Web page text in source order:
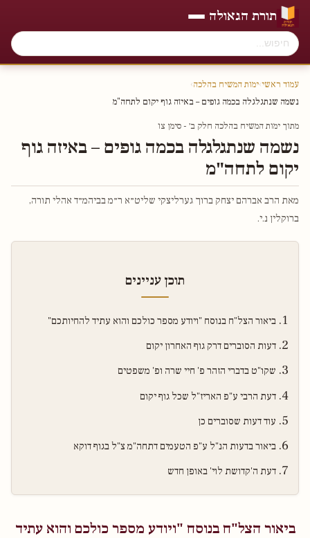
תורת הגאולה
עמוד ראשי›ימות המשיח בהלכה›
נשמה שנתגלגלה בכמה גופים – באיזה גוף יקום לתחה"מ
מתוך ימות המשיח בהלכה חלק ב׳ - סימן צו
נשמה שנתגלגלה בכמה גופים – באיזה גוף
יקום לתחה"מ
מאת הרב אברהם יצחק ברוך גערליצקי שליט״א ר״מ בביהמ״ד אהלי תורה,
ברוקלין נ.י.
תוכן עניינים
ביאור הצל"ח בנוסח "ויודע מספר כולכם והוא עתיד להחיותכם"
דעות הסוברים דרק גוף האחרון יקום
שקו"ט בדברי הזהר פ' חיי שרה ופ' משפטים
דעת הרבי ע"פ האריז"ל שכל גוף יקום
עוד דעות שסוברים כן
ביאור בדעות הנ"ל ע"פ הטעמים דתחה"מ צ"ל בגוף דוקא
דעת ה'קדושת לוי' באופן חדש
ביאור הצל"ח בנוסח "ויודע מספר כולכם והוא עתיד